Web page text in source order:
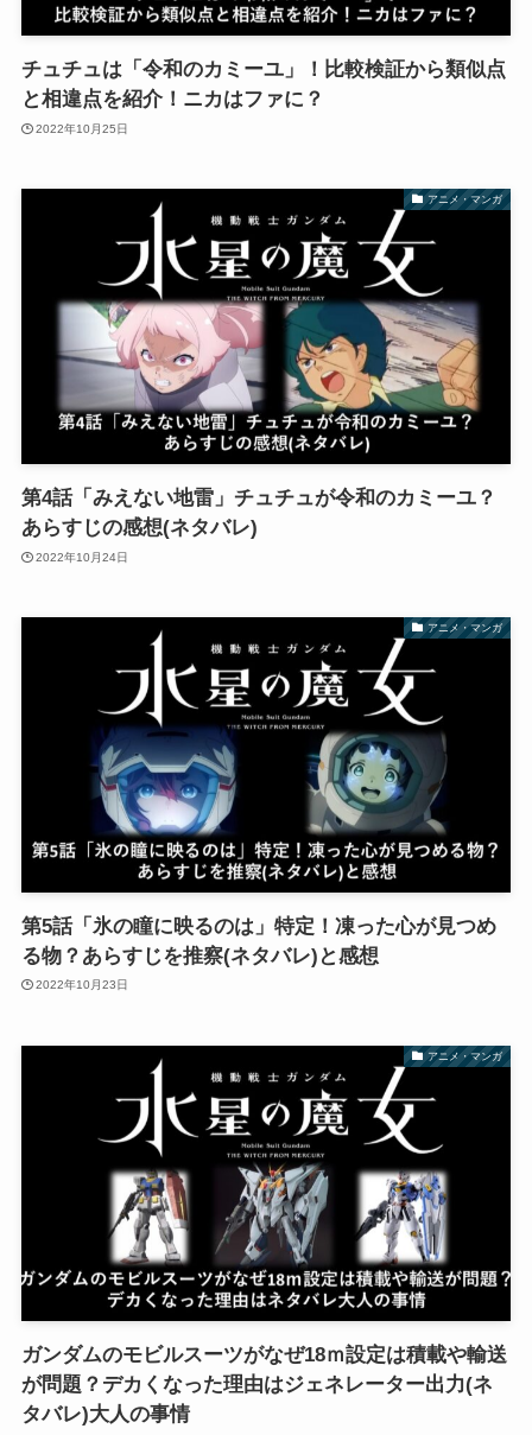
チュチュは「令和のカミーユ」！比較検証から類似点
と相違点を紹介！ニカはファに？
2022年10月25日
アニメ・マンガ
第4話「みえない地雷」チュチュが令和のカミーユ？
あらすじの感想(ネタバレ)
2022年10月24日
アニメ・マンガ
第5話「氷の瞳に映るのは」特定！凍った心が見つめ
る物？あらすじを推察(ネタバレ)と感想
2022年10月23日
アニメ・マンガ
ガンダムのモビルスーツがなぜ18ｍ設定は積載や輸送
が問題？デカくなった理由はジェネレーター出力(ネ
タバレ)大人の事情